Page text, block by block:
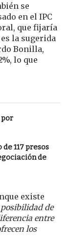
se
en el IPC
que fijaría
la sugerida
Bonilla,
lo que
por
117 presos
de
existe
de
entre
los